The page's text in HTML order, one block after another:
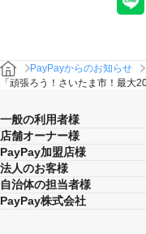
PayPayからのお知らせ
「頑張ろう！さいたま市！最大
一般の利用者様
店舗オーナー様
PayPay加盟店様
法人のお客様
自治体の担当者様
PayPay株式会社